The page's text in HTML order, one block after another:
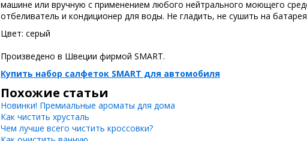
машине или вручную с применением любого нейтрального моющего
отбеливатель и кондиционер для воды. Не гладить, не сушить на
Цвет: серый
Произведено в Швеции фирмой SMART.
Купить набор салфеток SMART для автомобиля
Похожие статьи
Новинки! Премиальные ароматы для дома
Как чистить хрусталь
Чем лучше всего чистить кроссовки?